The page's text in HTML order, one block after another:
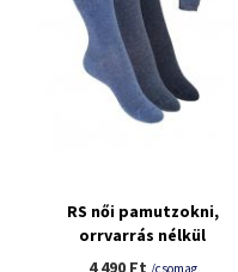
RS női pamutzokni,
orrvarrás nélkül
3pár/csomag
4 490 Ft /csomag